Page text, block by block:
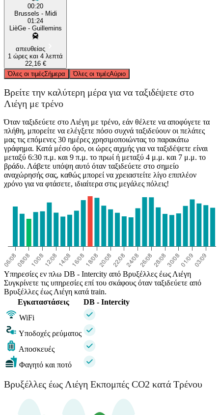
00:20
Brussels - Midi
01:24
LièGe - Guillemins
απευθείας
1 ώρες και 4 λεπτά
22,16 €
Όλες οι τιμέςΣήμερα Όλες οι τιμέςΑύριο
Βρείτε την καλύτερη μέρα για να ταξιδέψετε στο
Λιέγη με τρένο
Όταν ταξιδεύετε στο Λιέγη με τρένο, εάν θέλετε να αποφύγετε τα
πλήθη, μπορείτε να ελέγξετε πόσο συχνά ταξιδεύουν οι πελάτες
μας τις επόμενες 30 ημέρες χρησιμοποιώντας το παρακάτω
γράφημα. Κατά μέσο όρο, οι ώρες αιχμής για να ταξιδέψετε είναι
μεταξύ 6:30 π.μ. και 9 π.μ. το πρωί ή μεταξύ 4 μ.μ. και 7 μ.μ. το
βράδυ. Λάβετε υπόψη αυτό όταν ταξιδεύετε στο σημείο
αναχώρησής σας, καθώς μπορεί να χρειαστείτε λίγο επιπλέον
χρόνο για να φτάσετε, ιδιαίτερα στις μεγάλες πόλεις!
Υπηρεσίες εν πλω DB - Intercity από Βρυξέλλες έως Λιέγη
Συγκρίνετε τις υπηρεσίες επί του σκάφους όταν ταξιδεύετε από
Βρυξέλλες έως Λιέγη κατά train.
Εγκαταστάσεις
DB - Intercity
WiFi
Υποδοχές ρεύματος
Αποσκευές
Φαγητό και ποτό
Βρυξέλλες έως Λιέγη Εκπομπές CO2 κατά Τρένου